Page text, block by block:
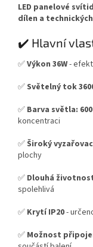
LED panelové
dílen a
✔️ Hlavní
✅Výkon 36W-
✅Světelný tok
✅ Barva světla:
koncentraci
✅Široký
plochy
✅ Dlouhá
spolehlivá
✅ Krytí IP20-
✅ Možnost